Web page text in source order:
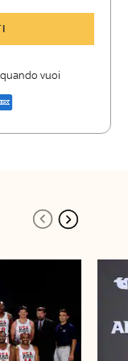
di Sky Sport
vuoi